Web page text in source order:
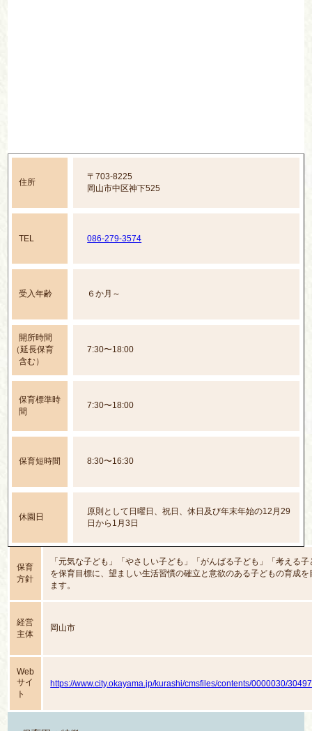
住所
〒703-8225
岡山市中区神下525
TEL 086-279-3574
受入年齢 ６か月～
開所時間
（延長保育
含む）
7:30〜18:00
保育標準時
間
7:30〜18:00
保育短時間 8:30〜16:30
休園日
原則として日曜日、祝日、休日及び年末年始の12月29
日から1月3日
保育
方針
「元気な子ども」「やさしい子ども」「がんばる子ども」「考える子
を保育目標に、望ましい生活習慣の確立と意欲のある子どもの育成を
ます。
経営
主体
岡山市
Web
サイ
ト
https://www.city.okayama.jp/kurashi/cmsfiles/contents/0000030/